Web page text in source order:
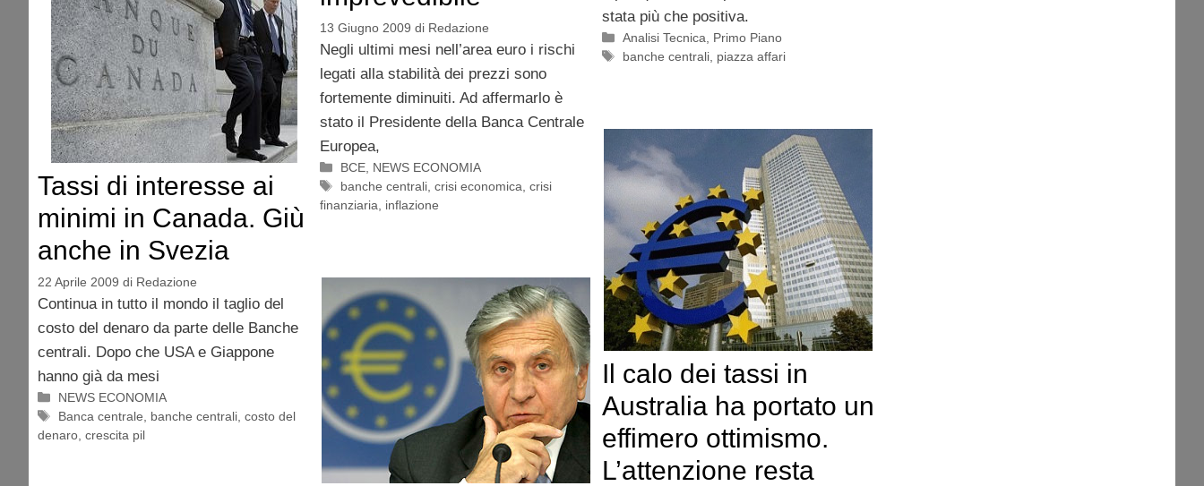
stata più che positiva.
Categorie
Analisi Tecnica
Primo Piano
Tag
banche centrali piazza affari
13 Giugno 2009 di Redazione
Negli ultimi mesi nell’area euro i rischi
legati alla stabilità dei prezzi sono
fortemente diminuiti. Ad affermarlo è
stato il Presidente della Banca Centrale
Europea,
Categorie
BCE NEWS ECONOMIA
Tag
banche centrali ,crisi economica ,crisi
finanziaria
inflazione
Tassi di interesse ai
minimi in Canada. Giù
anche in Svezia
22 Aprile 2009 di Redazione
Continua in tutto il mondo il taglio del
costo del denaro da parte delle Banche
centrali. Dopo che USA e Giappone
hanno già da mesi
Categorie
NEWS ECONOMIA
Tag
Banca centrale banche centrali ,costo del
denaro crescita pil
Il calo dei tassi in
Australia ha portato un
effimero ottimismo.
L’attenzione resta